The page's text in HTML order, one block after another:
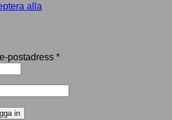
alla
postadress *Obligatoriskt
in